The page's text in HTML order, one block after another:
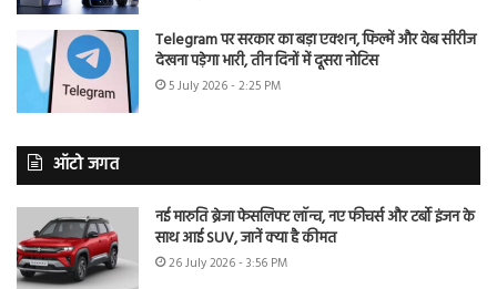
Telegram पर सरकार का बड़ा एक्शन, फिल्में और वेब सीरीज
देखना पड़ेगा भारी, तीन दिनों में दूसरा नोटिस
5 July 2026 - 2:25 PM
ऑटो जगत
नई मारुति ब्रेजा फेसलिफ्ट लॉन्च, नए फीचर्स और टर्बो इंजन के
साथ आई SUV, जानें क्या है कीमत
26 July 2026 - 3:56 PM